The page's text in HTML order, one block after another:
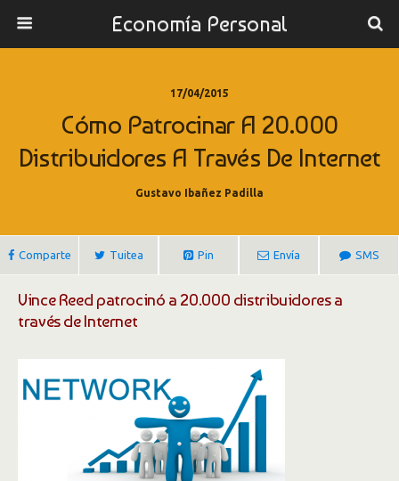
Economía Personal
17/04/2015
Cómo Patrocinar A 20.000
Distribuidores A Través De Internet
Gustavo Ibañez Padilla
Comparte Tuitea Pin Envía SMS
Vince Reed patrocinó a 20.000 distribuidores a
través de Internet